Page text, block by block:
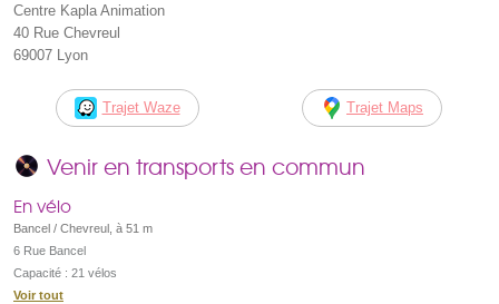
Centre Kapla Animation
40 Rue Chevreul
69007 Lyon
Trajet Waze Trajet Maps
Venir en transports en commun
En vélo
Bancel / Chevreul, à 51 m
6 Rue Bancel
Capacité : 21 vélos
Voir tout